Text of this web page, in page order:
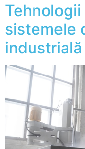
sistemele
industrială